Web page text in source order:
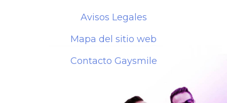
Avisos Legales
Mapa del sitio web
Contacto Gaysmile